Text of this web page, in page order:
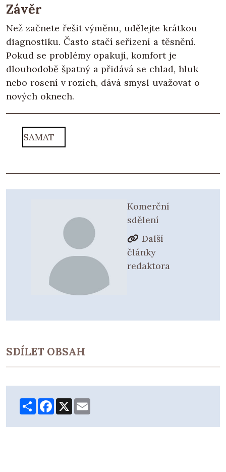
Závěr
Než začnete řešit výměnu, udělejte krátkou
diagnostiku. Často stačí seřízení a těsnění.
Pokud se problémy opakují, komfort je
dlouhodobě špatný a přidává se chlad, hluk
nebo rosení v rozích, dává smysl uvažovat o
nových oknech.
SAMAT
Komerční
sdělení
Další
články
redaktora
SDÍLET OBSAH
ShareFacebook
X